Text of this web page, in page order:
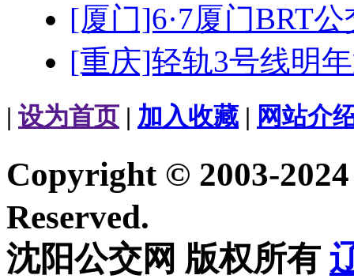
[厦门]6·7厦门BRT
[重庆]轻轨3号线明
| 设为首页 | 加入收藏 | 网站介
Copyright © 2003-
Reserved.
沈阳公交网 版权所有